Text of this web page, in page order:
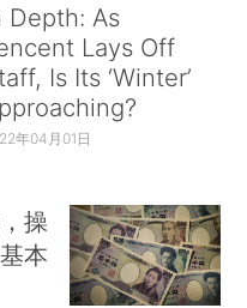
Depth: As
Lays Off
Is Its ‘Winter’
年04月01日
操
本